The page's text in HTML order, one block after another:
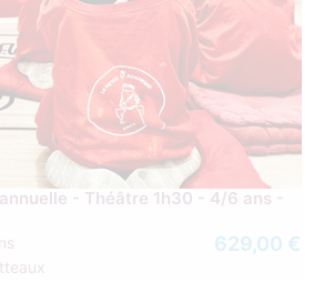
- Théâtre 1h30 - 4/6 ans -
629,00 €